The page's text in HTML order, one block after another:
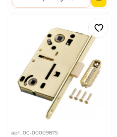
арт. 00-00009875